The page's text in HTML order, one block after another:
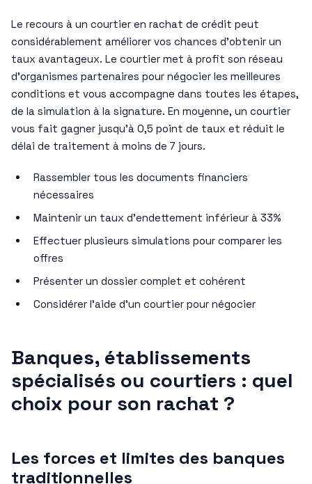
Le recours à un courtier en rachat de crédit peut
considérablement améliorer vos chances d’obtenir un
taux avantageux. Le courtier met à profit son réseau
d’organismes partenaires pour négocier les meilleures
conditions et vous accompagne dans toutes les étapes,
de la simulation à la signature. En moyenne, un courtier
vous fait gagner jusqu’à 0,5 point de taux et réduit le
délai de traitement à moins de 7 jours.
Rassembler tous les documents financiers
nécessaires
Maintenir un taux d’endettement inférieur à 33%
Effectuer plusieurs simulations pour comparer les
offres
Présenter un dossier complet et cohérent
Considérer l’aide d’un courtier pour négocier
Banques, établissements
spécialisés ou courtiers : quel
choix pour son rachat ?
Les forces et limites des banques
traditionnelles